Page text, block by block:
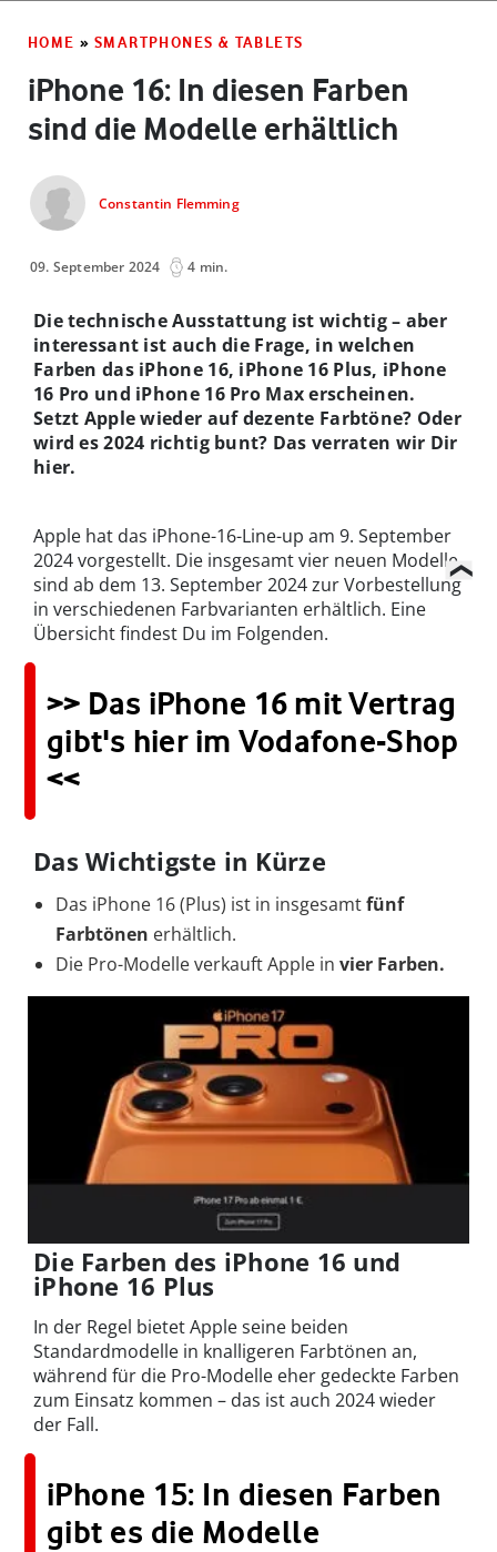
HOME » SMARTPHONES & TABLETS
iPhone 16: In diesen Farben
sind die Modelle erhältlich
Constantin Flemming
09. September 2024 4 min.
Die technische Ausstattung ist wichtig – aber
interessant ist auch die Frage, in welchen
Farben das iPhone 16, iPhone 16 Plus, iPhone
16 Pro und iPhone 16 Pro Max erscheinen.
Setzt Apple wieder auf dezente Farbtöne? Oder
wird es 2024 richtig bunt? Das verraten wir Dir
hier.
Apple hat das iPhone-16-Line-up am 9. September
2024 vorgestellt. Die insgesamt vier neuen Modelle
sind ab dem 13. September 2024 zur Vorbestellung
in verschiedenen Farbvarianten erhältlich. Eine
Übersicht findest Du im Folgenden.
>> Das iPhone 16 mit Vertrag
gibt's hier im Vodafone-Shop
<<
Das Wichtigste in Kürze
Das iPhone 16 (Plus) ist in insgesamtfünf
Farbtönen erhältlich.
Die Pro-Modelle verkauft Apple in vier Farben.
Die Farben des iPhone 16 und
iPhone 16 Plus
In der Regel bietet Apple seine beiden
Standardmodelle in knalligeren Farbtönen an,
während für die Pro-Modelle eher gedeckte Farben
zum Einsatz kommen – das ist auch 2024 wieder
der Fall.
iPhone 15: In diesen Farben
gibt es die Modelle